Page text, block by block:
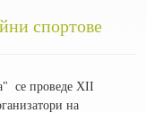
спортове
се проведе XII
на